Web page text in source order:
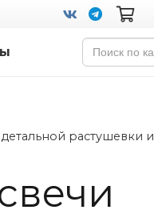
Search
for:
растушевки и